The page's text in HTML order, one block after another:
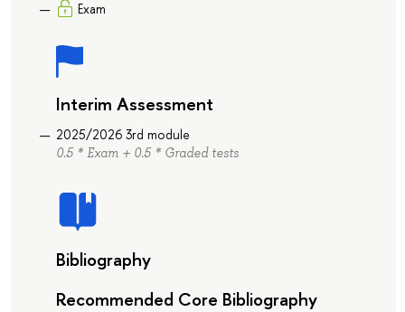
Exam
Interim Assessment
2025/2026 3rd module
0.5 * Exam + 0.5 * Graded tests
Bibliography
Recommended Core Bibliography